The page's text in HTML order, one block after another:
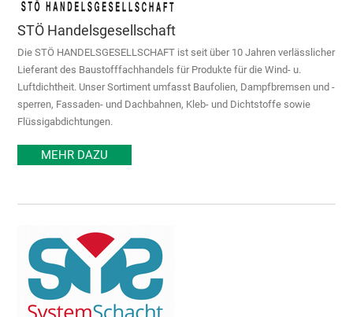
STÖ Handelsgesellschaft
Die STÖ HANDELSGESELLSCHAFT ist seit über 10 Jahren verlässlicher
Lieferant des Baustofffachhandels für Produkte für die Wind- u.
Luftdichtheit. Unser Sortiment umfasst Baufolien, Dampfbremsen und -
sperren, Fassaden- und Dachbahnen, Kleb- und Dichtstoffe sowie
Flüssigabdichtungen.
MEHR DAZU